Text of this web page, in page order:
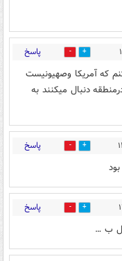
1 پاسخ
که آمریکا وصهیونیست
دنبال میکنند به
2 پاسخ
1 پاسخ
ل ب …